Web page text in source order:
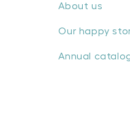
About us
Our happy
Annual